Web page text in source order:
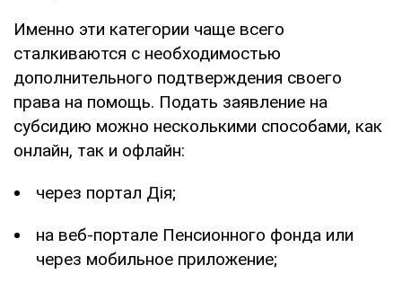
Именно эти категории чаще всего
сталкиваются с необходимостью
дополнительного подтверждения своего
права на помощь. Подать заявление на
субсидию можно несколькими способами, как
онлайн, так и офлайн:
через портал Дія;
на веб-портале Пенсионного фонда или
через мобильное приложение;